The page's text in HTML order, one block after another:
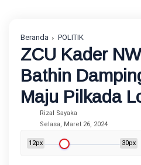
Beranda POLITIK
ZCU Kader
Bathin
Maju Pilkada
Rizal Sayaka
Selasa, Maret 26, 2024
12px 30px